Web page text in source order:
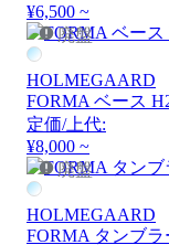
¥6,500 ~
廃盤
HOLMEGAARD
FORMA ベース
定価/上代:
¥8,000 ~
廃盤
HOLMEGAARD
FORMA タンブラ